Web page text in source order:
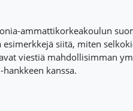
ammattikorkeakoulun
siitä, miten
viestiä mahdollisimman
kanssa.